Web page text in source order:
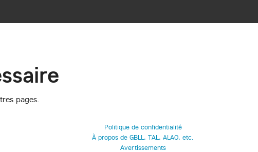
pages.
Politique de confidentialité
À propos de GBLL, TAL, ALAO, etc.
Avertissements